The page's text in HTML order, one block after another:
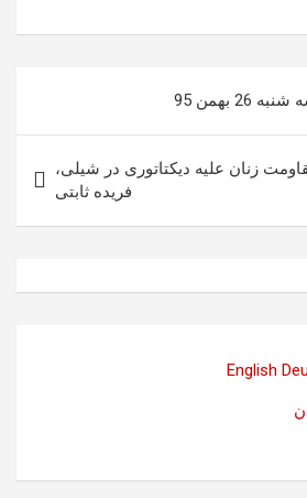
بهمن 95
زنان علیه دیکتاتوری در شیلی،
فریده ثابتی
English